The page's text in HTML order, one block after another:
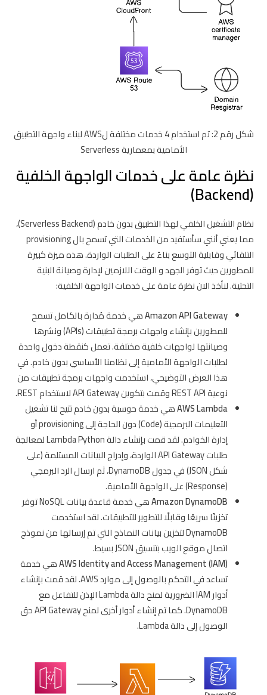
شكل رقم 2: تم استخدام 4 خدمات مختلفة لAWS لبناء واجهة التطبيق
الأمامية بمعمارية Serverless
نظرة عامة على خدمات الواجهة الخلفية
(Backend)
نظام التشغيل الخلفي لهذا التطبيق بدون خادم (Serverless Backend)،
مما يعني أنني سأستفيد من الخدمات التي تسمح بال provisioning
التلقائي وقابلية التوسع بناءً على الطلبات الواردة. هذه ميزة كبيرة
للمطورين حيث توفر الجهد و الوقت اللازمين لإدارة وصيانة البنية
التحتية. لنأخذ الان نظرة عامة على خدمات الواجهة الخلفية:
Amazon API Gatewayهي خدمة مُدارة بالكامل تسمح
للمطورين بإنشاء واجهات برمجة تطبيقات (APIs) ونشرها
وصيانتها لواجهات خلفية مختلفة. تعمل كنقطة دخول واحدة
لطلبات الواجهة الأمامية إلى نظامنا الأساسي بدون خادم. في
هذا العرض التوضيحي، استخدمت واجهات برمجة تطبيقات من
نوعية REST API وقمت بتكوين API Gateway لاستخدام REST.
AWS Lambdaهي خدمة حوسبة بدون خادم تتيح لنا تشغيل
التعليمات البرمجية (Code) دون الحاجة إلى provisioning أو
إدارة الخوادم. لقد قمت بإنشاء دالة Lambda Python لمعالجة
طلبات API Gateway الواردة، وإدراج البيانات المستلمة (على
شكل JSON) في جدول DynamoDB، ثم ارسال الرد البرمجي
(Response) على الواجهة الأمامية.
Amazon DynamoDB
هي خدمة قاعدة بيانات NoSQL توفر
تخزينًا سريعًا وقابلًا للتطوير للتطبيقات. لقد استخدمت
DynamoDB لتخزين بيانات النماذج التي تم إرسالها من نموذج
اتصال موقع الويب بتنسيق JSON بسيط.
AWS Identity and Access Management (IAM)هي خدمة
تساعد في التحكم بالوصول إلى موارد AWS. لقد قمت بإنشاء
أدوار IAM الضرورية لمنح دالة Lambda الإذن للتفاعل مع
DynamoDB. كما تم إنشاء أدوار أخرى لمنح API Gateway حق
الوصول إلى دالة Lambda.